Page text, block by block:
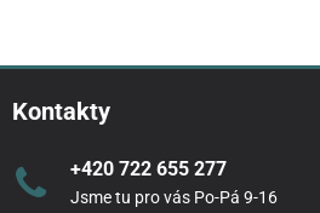
Kontakty
+420 722 655 277
Jsme tu pro vás Po-Pá 9-16